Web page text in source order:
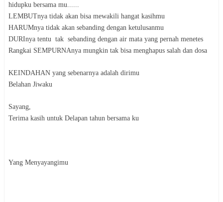
hidupku bersama mu......
LEMBUTnya tidak akan bisa mewakili hangat kasihmu
HARUMnya tidak akan sebanding dengan ketulusanmu
DURInya tentu tak sebanding dengan air mata yang pernah menetes
Rangkai SEMPURNAnya mungkin tak bisa menghapus salah dan dosa
KEINDAHAN yang sebenarnya adalah dirimu
Belahan Jiwaku
Sayang,
Terima kasih untuk Delapan tahun bersama ku
Yang Menyayangimu